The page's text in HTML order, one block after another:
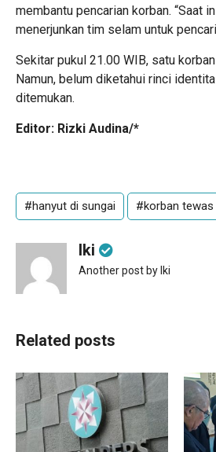
membantu pencarian korban. “Saat
menerjunkan tim selam untuk
Sekitar pukul 21.00 WIB, satu
Namun, belum diketahui rinci
ditemukan.
Editor: Rizki Audina/*
#hanyut di sungai #korban tewas
Iki
Another post by Iki
Related posts